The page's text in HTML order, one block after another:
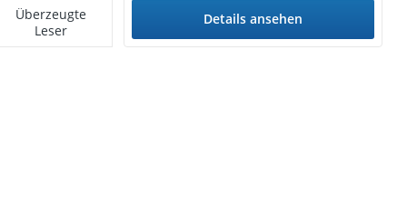
Überzeugte
Leser
Details ansehen